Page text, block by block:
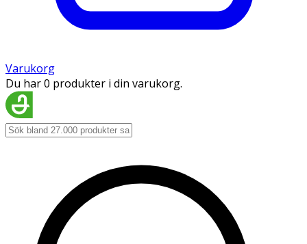
Varukorg
Du har 0 produkter i din varukorg.